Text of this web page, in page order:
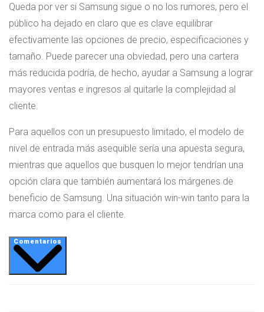
Queda por ver si Samsung sigue o no los rumores, pero el
público ha dejado en claro que es clave equilibrar
efectivamente las opciones de precio, especificaciones y
tamaño. Puede parecer una obviedad, pero una cartera
más reducida podría, de hecho, ayudar a Samsung a lograr
mayores ventas e ingresos al quitarle la complejidad al
cliente.
Para aquellos con un presupuesto limitado, el modelo de
nivel de entrada más asequible sería una apuesta segura,
mientras que aquellos que busquen lo mejor tendrían una
opción clara que también aumentará los márgenes de
beneficio de Samsung. Una situación win-win tanto para la
marca como para el cliente.
Comentarios